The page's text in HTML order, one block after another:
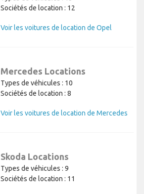
Sociétés de location : 12
Voir les voitures de location de Opel
Mercedes Locations
Types de véhicules : 10
Sociétés de location : 8
Voir les voitures de location de Mercedes
Skoda Locations
Types de véhicules : 9
Sociétés de location : 11